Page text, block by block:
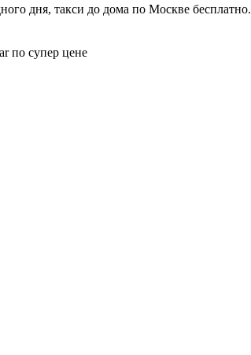
дня, такси до дома по Москве бесплатно.
по супер цене